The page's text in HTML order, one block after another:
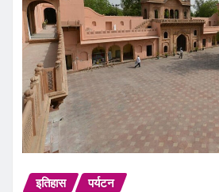
इतिहास पर्यटन